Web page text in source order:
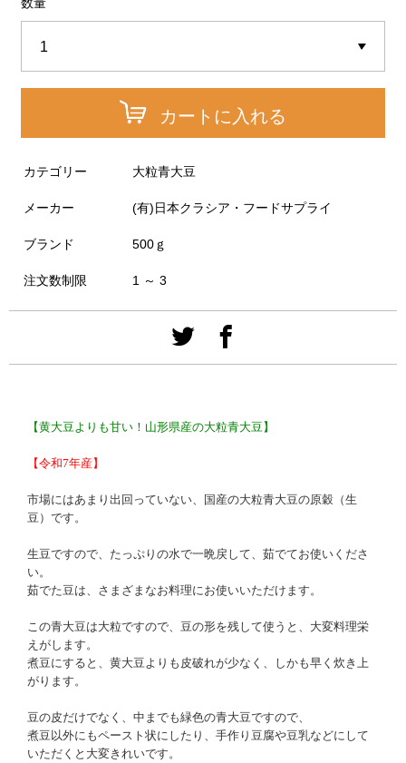
カートに入れる
カテゴリー 大粒青大豆
メーカー (有)日本クラシア・フードサプライ
ブランド 500ｇ
注文数制限 1 ～ 3
【黄大豆よりも甘い！山形県産の大粒青大豆】
【令和7年産】
市場にはあまり出回っていない、国産の大粒青大豆の原穀（生
豆）です。
生豆ですので、たっぷりの水で一晩戻して、茹でてお使いくださ
い。
茹でた豆は、さまざまなお料理にお使いいただけます。
この青大豆は大粒ですので、豆の形を残して使うと、大変料理栄
えがします。
煮豆にすると、黄大豆よりも皮破れが少なく、しかも早く炊き上
がります。
豆の皮だけでなく、中までも緑色の青大豆ですので、
煮豆以外にもペースト状にしたり、手作り豆腐や豆乳などにして
いただくと大変きれいです。